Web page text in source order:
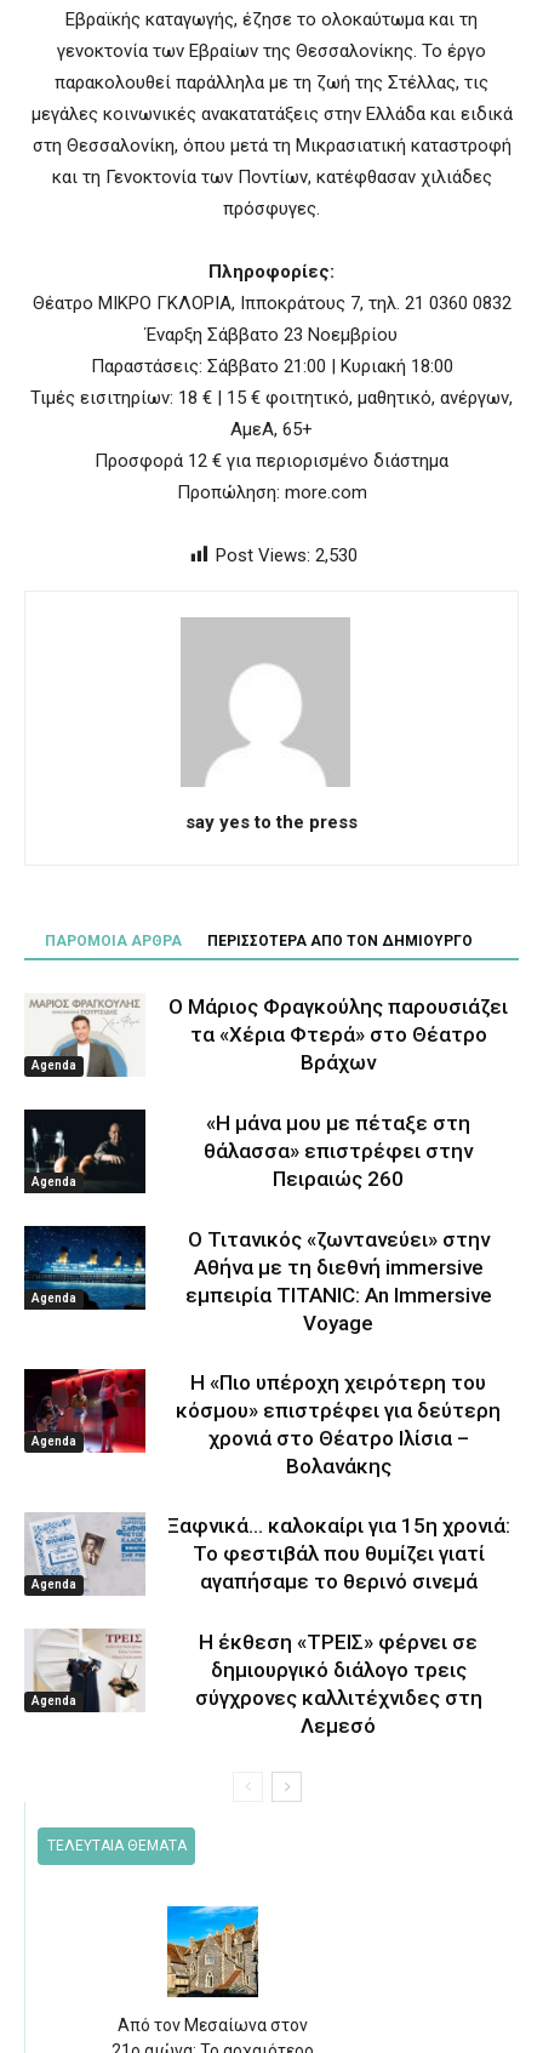
Εβραϊκής καταγωγής, έζησε το ολοκαύτωμα και τη
γενοκτονία των Εβραίων της Θεσσαλονίκης. Το έργο
παρακολουθεί παράλληλα με τη ζωή της Στέλλας, τις
μεγάλες κοινωνικές ανακατατάξεις στην Ελλάδα και ειδικά
στη Θεσσαλονίκη, όπου μετά τη Μικρασιατική καταστροφή
και τη Γενοκτονία των Ποντίων, κατέφθασαν χιλιάδες
πρόσφυγες.
Πληροφορίες:
Θέατρο ΜΙΚΡΟ ΓΚΛΟΡΙΑ, Ιπποκράτους 7, τηλ. 21 0360 0832
Έναρξη Σάββατο 23 Νοεμβρίου
Παραστάσεις: Σάββατο 21:00 | Κυριακή 18:00
Τιμές εισιτηρίων: 18 € | 15 € φοιτητικό, μαθητικό, ανέργων,
ΑμεΑ, 65+
Προσφορά 12 € για περιορισμένο διάστημα
Προπώληση: more.com
Post Views: 2,530
say yes to the press
ΠΑΡΟΜΟΙΑ ΑΡΘΡΑ ΠΕΡΙΣΣΟΤΕΡΑ ΑΠΟ ΤΟΝ ΔΗΜΙΟΥΡΓΟ
Agenda
Ο Μάριος Φραγκούλης παρουσιάζει
τα «Χέρια Φτερά» στο Θέατρο
Βράχων
Agenda
«Η μάνα μου με πέταξε στη
θάλασσα» επιστρέφει στην
Πειραιώς 260
Agenda
Ο Τιτανικός «ζωντανεύει» στην
Αθήνα με τη διεθνή immersive
εμπειρία TITANIC: An Immersive
Voyage
Agenda
Η «Πιο υπέροχη χειρότερη του
κόσμου» επιστρέφει για δεύτερη
χρονιά στο Θέατρο Ιλίσια –
Βολανάκης
Agenda
Ξαφνικά… καλοκαίρι για 15η χρονιά:
Το φεστιβάλ που θυμίζει γιατί
αγαπήσαμε το θερινό σινεμά
Agenda
Η έκθεση «ΤΡΕΙΣ» φέρνει σε
δημιουργικό διάλογο τρεις
σύγχρονες καλλιτέχνιδες στη
Λεμεσό
ΤΕΛΕΥΤΑΙΑ ΘΕΜΑΤΑ
Από τον Μεσαίωνα στον